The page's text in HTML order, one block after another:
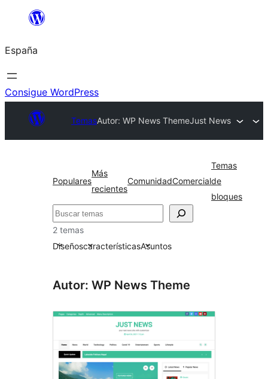
Saltar
contenido
España
Consigue WordPress
TemasAutor: WP News ThemeJust News
Populares
Más
recientes
ComunidadComercial
Temas
de
bloques
Buscar
2 temas
DiseñoscaracterísticasAsuntos
Autor: WP News Theme